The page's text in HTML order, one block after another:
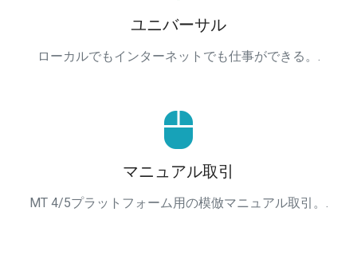
ユニバーサル
ローカルでもインターネットでも仕事ができる。.
マニュアル取引
MT 4/5プラットフォーム用の模倣マニュアル取引。.